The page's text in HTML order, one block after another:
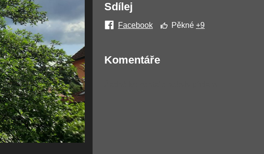
Sdílej
Facebook Pěkné +9
Komentáře